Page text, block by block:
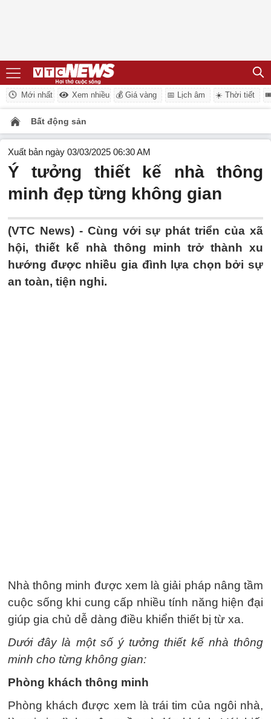
Mới nhất Xem nhiều 💰 Giá vàng 📅 Lịch âm ☀️ Thời tiết
Bất động sản
Xuất bản ngày 03/03/2025 06:30 AM
Ý tưởng thiết kế nhà thông
minh đẹp từng không gian
(VTC News) - Cùng với sự phát triển của xã
hội, thiết kế nhà thông minh trở thành xu
hướng được nhiều gia đình lựa chọn bởi sự
an toàn, tiện nghi.
Nhà thông minh được xem là giải pháp nâng tầm
cuộc sống khi cung cấp nhiều tính năng hiện đại
giúp gia chủ dễ dàng điều khiển thiết bị từ xa.
Dưới đây là một số ý tưởng thiết kế nhà thông
minh cho từng không gian:
Phòng khách thông minh
Phòng khách được xem là trái tim của ngôi nhà,